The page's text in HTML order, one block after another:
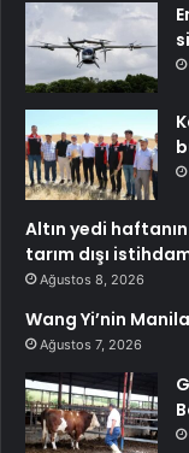
Altın yedi
tarım dışı
Ağustos 8, 2026
Wang Yi’nin
Ağustos 7, 2026